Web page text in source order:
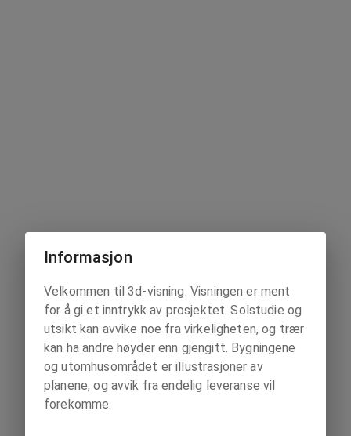
Informasjon
Velkommen til 3d-visning. Visningen er ment
for å gi et inntrykk av prosjektet. Solstudie og
utsikt kan avvike noe fra virkeligheten, og trær
kan ha andre høyder enn gjengitt. Bygningene
og utomhusområdet er illustrasjoner av
planene, og avvik fra endelig leveranse vil
forekomme.